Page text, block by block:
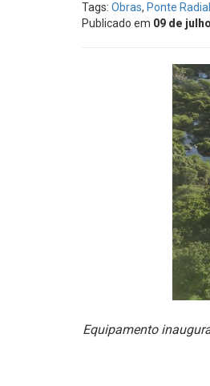
Tags: Obras, Ponte Radial
Publicado em 09 de
Equipamento